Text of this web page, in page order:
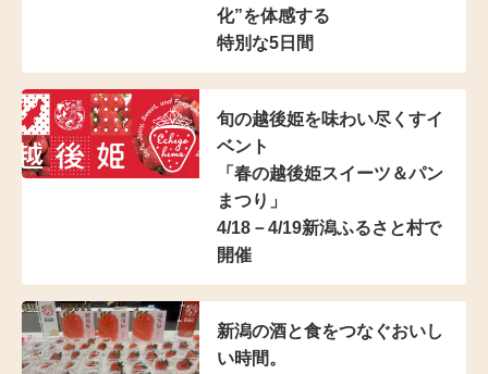
化”を体感する
特別な5日間
旬の越後姫を味わい尽くすイ
ベント
「春の越後姫スイーツ＆パン
まつり」
4/18－4/19新潟ふるさと村で
開催
新潟の酒と食をつなぐおいし
い時間。